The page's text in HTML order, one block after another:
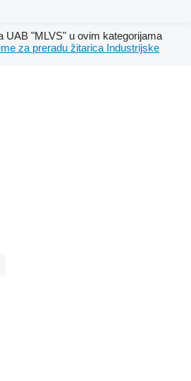
UAB "MLVS" u ovim kategorijama
za preradu žitarica Industrijske